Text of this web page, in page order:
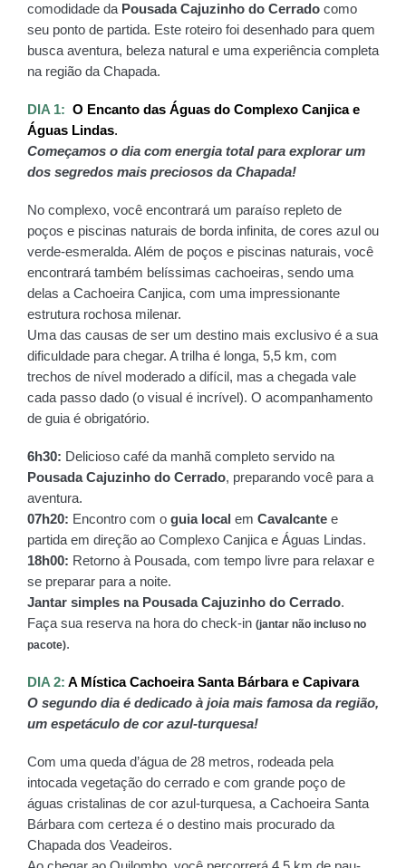
comodidade da Pousada Cajuzinho do Cerrado como
seu ponto de partida. Este roteiro foi desenhado para quem
busca aventura, beleza natural e uma experiência completa
na região da Chapada.
DIA 1: O Encanto das Águas do Complexo Canjica e
Águas Lindas.
Começamos o dia com energia total para explorar um
dos segredos mais preciosos da Chapada!
No complexo, você encontrará um paraíso repleto de
poços e piscinas naturais de borda infinita, de cores azul ou
verde-esmeralda. Além de poços e piscinas naturais, você
encontrará também belíssimas cachoeiras, sendo uma
delas a Cachoeira Canjica, com uma impressionante
estrutura rochosa milenar.
Uma das causas de ser um destino mais exclusivo é a sua
dificuldade para chegar. A trilha é longa, 5,5 km, com
trechos de nível moderado a difícil, mas a chegada vale
cada passo dado (o visual é incrível). O acompanhamento
de guia é obrigatório.
6h30:
Pousada Cajuzinho do Cerrado, preparando você para a
aventura.
07h20: Encontro com o guia local em Cavalcante e
partida em direção ao Complexo Canjica e Águas Lindas.
18h00: Retorno à Pousada, com tempo livre para relaxar e
se preparar para a noite.
Jantar simples na Pousada Cajuzinho do Cerrado.
Faça sua reserva na hora do check-in (jantar não incluso no
pacote).
DIA 2: A Mística Cachoeira Santa Bárbara e Capivara
O segundo dia é dedicado à joia mais famosa da região,
um espetáculo de cor azul-turquesa!
Com uma queda d’água de 28 metros, rodeada pela
intocada vegetação do cerrado e com grande poço de
águas cristalinas de cor azul-turquesa, a Cachoeira Santa
Bárbara com certeza é o destino mais procurado da
Chapada dos Veadeiros.